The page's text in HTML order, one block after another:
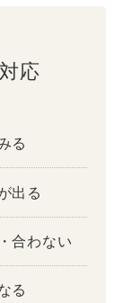
応
る
出る
合わない
る